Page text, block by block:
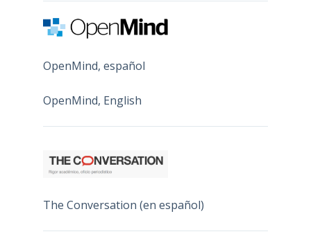
OpenMind, español
OpenMind, English
The Conversation (en español)